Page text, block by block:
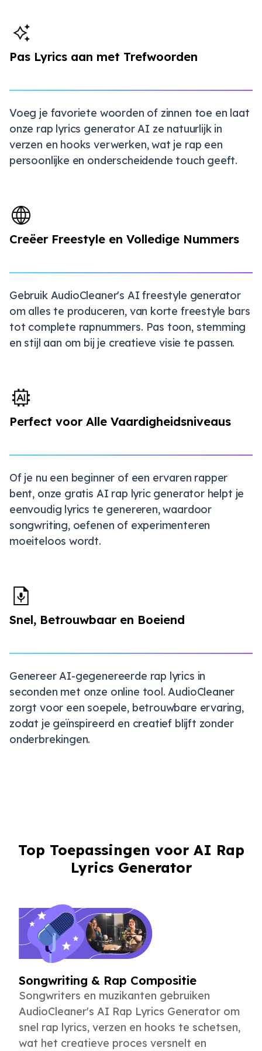
Pas Lyrics aan met Trefwoorden
Voeg je favoriete woorden of zinnen toe en laat
onze rap lyrics generator AI ze natuurlijk in
verzen en hooks verwerken, wat je rap een
persoonlijke en onderscheidende touch geeft.
Creëer Freestyle en Volledige Nummers
Gebruik AudioCleaner's AI freestyle generator
om alles te produceren, van korte freestyle bars
tot complete rapnummers. Pas toon, stemming
en stijl aan om bij je creatieve visie te passen.
Perfect voor Alle Vaardigheidsniveaus
Of je nu een beginner of een ervaren rapper
bent, onze gratis AI rap lyric generator helpt je
eenvoudig lyrics te genereren, waardoor
songwriting, oefenen of experimenteren
moeiteloos wordt.
Snel, Betrouwbaar en Boeiend
Genereer AI-gegenereerde rap lyrics in
seconden met onze online tool. AudioCleaner
zorgt voor een soepele, betrouwbare ervaring,
zodat je geïnspireerd en creatief blijft zonder
onderbrekingen.
Top Toepassingen voor AI Rap
Lyrics Generator
Songwriting & Rap Compositie
Songwriters en muzikanten gebruiken
AudioCleaner's AI Rap Lyrics Generator om
snel rap lyrics, verzen en hooks te schetsen,
wat het creatieve proces versnelt en